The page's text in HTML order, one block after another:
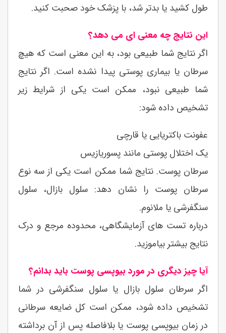
طول کشید یا بدتر شد، با پزشک خود صحبت کنید.
این نتایج چه معنی ای می دهد؟
اگر نتایج شما طبیعی بود، به این معنی است که هیچ
سرطان یا بیماری پوستی پیدا نشده است. اگر نتایج
شما طبیعی نبود، ممکن است یکی از شرایط زیر
تشخیص داده شود:
عفونت باکتریایی یا قارچی
یک اختلال پوستی مانند پسوریازیس
سرطان پوست. نتایج شما ممکن است یکی از سه نوع
سرطان پوست را نشان دهد: سلول بازال، سلول
سنگفرشی یا ملانوم.
درباره تست های آزمایشگاهی، محدوده مرجع و درک
نتایج بیشتر بیاموزید.
آیا چیز دیگری در مورد بیوپسی پوست باید بدانم؟
اگر سرطان سلول بازال یا سلول سنگفرشی در شما
تشخیص داده شود، ممکن است کل ضایعه سرطانی
در زمان بیوپسی پوست یا بلافاصله پس از آن برداشته